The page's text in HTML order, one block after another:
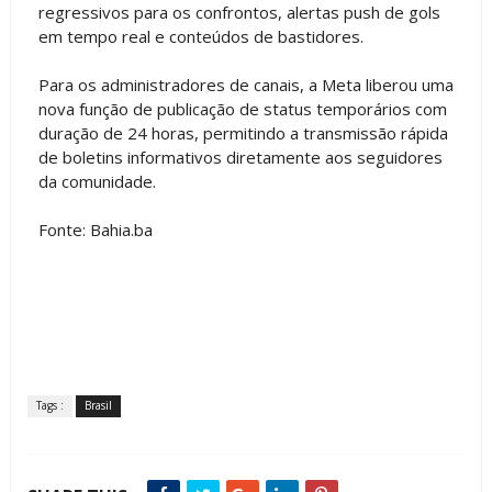
regressivos para os confrontos, alertas push de gols
em tempo real e conteúdos de bastidores.
Para os administradores de canais, a Meta liberou uma
nova função de publicação de status temporários com
duração de 24 horas, permitindo a transmissão rápida
de boletins informativos diretamente aos seguidores
da comunidade.
Fonte: Bahia.ba
Tags : Brasil